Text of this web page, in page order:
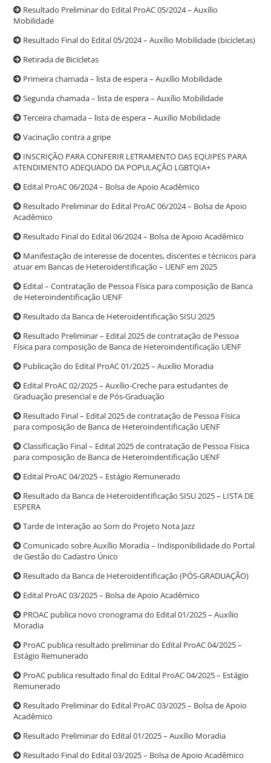
Resultado Preliminar do Edital ProAC 05/2024 – Auxílio
Mobilidade
Resultado Final do Edital 05/2024 – Auxílio Mobilidade (bicicletas)
Retirada de Bicicletas
Primeira chamada – lista de espera – Auxílio Mobilidade
Segunda chamada – lista de espera – Auxílio Mobilidade
Terceira chamada – lista de espera – Auxílio Mobilidade
Vacinação contra a gripe
INSCRIÇÃO PARA CONFERIR LETRAMENTO DAS EQUIPES PARA
ATENDIMENTO ADEQUADO DA POPULAÇÃO LGBTQIA+
Edital ProAC 06/2024 – Bolsa de Apoio Acadêmico
Resultado Preliminar do Edital ProAC 06/2024 – Bolsa de Apoio
Acadêmico
Resultado Final do Edital 06/2024 – Bolsa de Apoio Acadêmico
Manifestação de interesse de docentes, discentes e técnicos para
atuar em Bancas de Heteroidentificação – UENF em 2025
Edital – Contratação de Pessoa Física para composição de Banca
de Heteroindentificação UENF
Resultado da Banca de Heteroidentificação SISU 2025
Resultado Preliminar – Edital 2025 de contratação de Pessoa
Física para composição de Banca de Heteroindentificação UENF
Publicação do Edital ProAC 01/2025 – Auxílio Moradia
Edital ProAC 02/2025 – Auxílio-Creche para estudantes de
Graduação presencial e de Pós-Graduação
Resultado Final – Edital 2025 de contratação de Pessoa Física
para composição de Banca de Heteroindentificação UENF
Classificação Final – Edital 2025 de contratação de Pessoa Física
para composição de Banca de Heteroindentificação UENF
Edital ProAC 04/2025 – Estágio Remunerado
Resultado da Banca de Heteroidentificação SISU 2025 – LISTA DE
ESPERA
Tarde de Interação ao Som do Projeto Nota Jazz
Comunicado sobre Auxílio Moradia – Indisponibilidade do Portal
de Gestão do Cadastro Único
Resultado da Banca de Heteroidentificação (PÓS-GRADUAÇÃO)
Edital ProAC 03/2025 – Bolsa de Apoio Acadêmico
PROAC publica novo cronograma do Edital 01/2025 – Auxílio
Moradia
ProAC publica resultado preliminar do Edital ProAC 04/2025 –
Estágio Remunerado
ProAC publica resultado final do Edital ProAC 04/2025 – Estágio
Remunerado
Resultado Preliminar do Edital ProAC 03/2025 – Bolsa de Apoio
Acadêmico
Resultado Preliminar do Edital 01/2025 – Auxílio Moradia
Resultado Final do Edital 03/2025 – Bolsa de Apoio Acadêmico